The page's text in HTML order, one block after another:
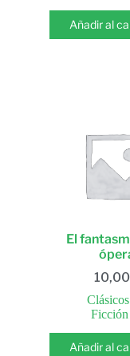
Añadir al
El
10,00
Ficción
Añadir al